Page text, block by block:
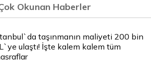
Okunan Haberler
taşınmanın maliyeti 200 bin
ulaştı! İşte kalem kalem tüm